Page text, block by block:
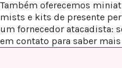
Também oferecemos
mists e kits de presente
um fornecedor atacadista:
em contato para saber